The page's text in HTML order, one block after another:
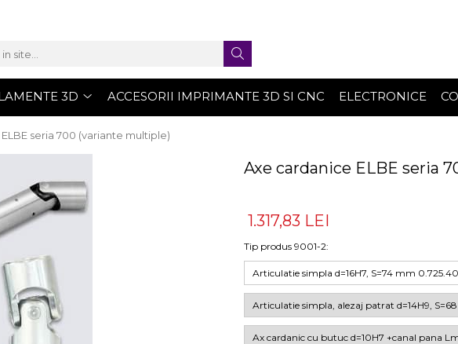
3D ACCESORII IMPRIMANTE 3D SI CNC ELECTRONICE
seria 700 (variante multiple)
Axe cardanice ELBE seria
1.317,83 LEI
Tip produs 9001-2:
Articulatie simpla d=16H7, S=74 mm
Articulatie simpla, alezaj patrat d=14H9,
Ax cardanic cu butuc d=10H7 +canal pana